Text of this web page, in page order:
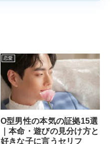
恋愛
O型男性の本気の証拠15選
｜本命・遊びの見分け方と
好きな子に言うセリフ